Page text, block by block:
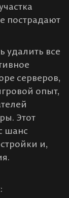
пострадают
удалить все
серверов,
опыт,
Этот
шанс
и,